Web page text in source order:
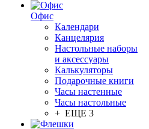
Офис
Календари
Канцелярия
Настольные наборы
и аксессуары
Калькуляторы
Подарочные книги
Часы настенные
Часы настольные
+ ЕЩЕ 3